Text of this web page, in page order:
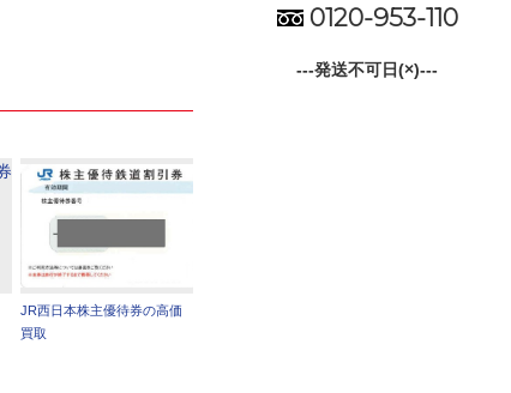
JR西日本株主優待券の高価
買取
0120-953-110
---発送不可日(×)---